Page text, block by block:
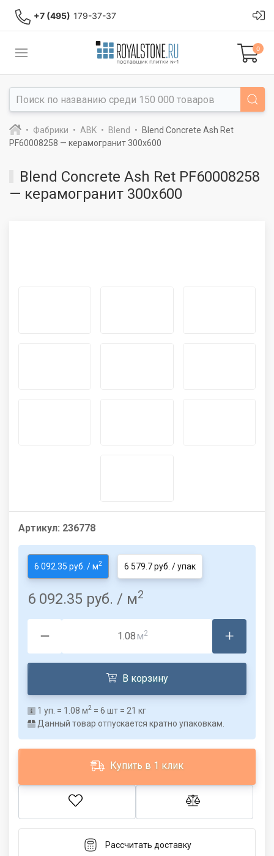
+7 (495) 179-37-37
0
Фабрики ABK Blend
Blend Concrete Ash Ret
PF60008258 — керамогранит 300x600
Blend Concrete Ash Ret PF60008258
— керамогранит 300x600
Артикул: 236778
6 092.35 руб. / м2 6 579.7 руб. / упак
6 092.35 руб. / м2
м2
В корзину
1 уп. = 1.08 м2 = 6 шт = 21 кг
Данный товар отпускается кратно упаковкам.
Купить в 1 клик
Рассчитать доставку